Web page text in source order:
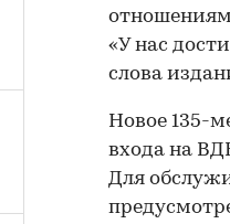
«У нас
слова
Новое 135-
входа на
Для